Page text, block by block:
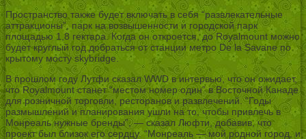
Пространство также будет включать в себя “развлекательные
аттракционы”, парк на возвышенности и городской парк
площадью 1,8 гектара. Когда он откроется, до Royalmount можно
будет круглый год добраться от станции метро De la Savane по
крытому мосту skybridge.
В прошлом году Лутфи сказал WWD в интервью, что он ожидает,
что Royalmount станет “местом номер один” в Восточной Канаде
для розничной торговли, ресторанов и развлечений. “Годы
размышлений и планирования ушли на то, чтобы привлечь в
Монреаль нужные бренды”, — сказал Люфти, добавив, что
проект был близок его сердцу. “Монреаль — мой родной город, и